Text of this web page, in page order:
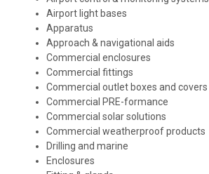
Airport light bases
Apparatus
Approach & navigational aids
Commercial enclosures
Commercial fittings
Commercial outlet boxes and covers
Commercial PRE-formance
Commercial solar solutions
Commercial weatherproof products
Drilling and marine
Enclosures